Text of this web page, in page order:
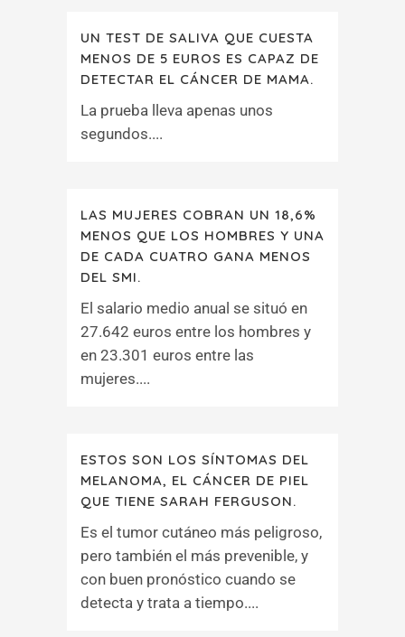
UN TEST DE SALIVA QUE CUESTA
MENOS DE 5 EUROS ES CAPAZ DE
DETECTAR EL CÁNCER DE MAMA.
La prueba lleva apenas unos
segundos....
LAS MUJERES COBRAN UN 18,6%
MENOS QUE LOS HOMBRES Y UNA
DE CADA CUATRO GANA MENOS
DEL SMI.
El salario medio anual se situó en
27.642 euros entre los hombres y
en 23.301 euros entre las
mujeres....
ESTOS SON LOS SÍNTOMAS DEL
MELANOMA, EL CÁNCER DE PIEL
QUE TIENE SARAH FERGUSON.
Es el tumor cutáneo más peligroso,
pero también el más prevenible, y
con buen pronóstico cuando se
detecta y trata a tiempo....